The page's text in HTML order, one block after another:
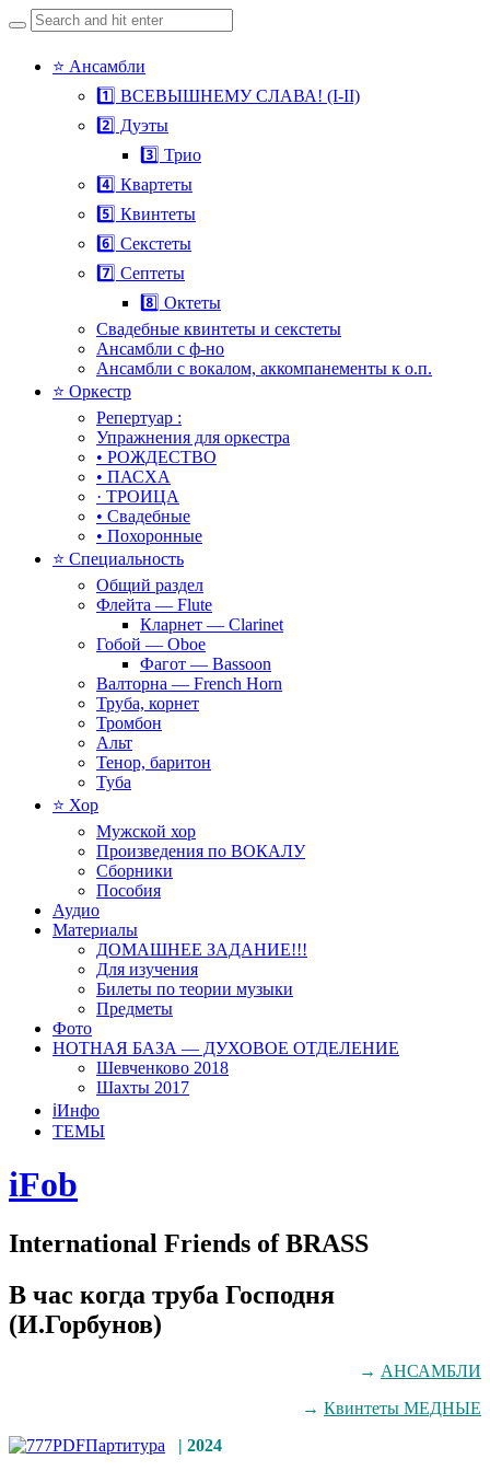
Search
for:
Skip
⭐ Ансамбли
1️⃣ ВСЕВЫШНЕМУ СЛАВА! (I-II)
2️⃣ Дуэты
3️⃣ Трио
4️⃣ Квартеты
5️⃣ Квинтеты
6️⃣ Секстеты
7️⃣ Септеты
8️⃣ Октеты
Свадебные квинтеты и секстеты
Ансамбли с ф-но
Ансамбли с вокалом, аккомпанементы к о.п.
⭐ Оркестр
Репертуар :
Упражнения для оркестра
• РОЖДЕСТВО
• ПАСХА
· ТРОИЦА
• Свадебные
• Похоронные
⭐ Специальность
Общий раздел
Флейта — Flute
Кларнет — Clarinet
Гобой — Oboe
Фагот — Bassoon
Валторна — French Horn
Труба, корнет
Тромбон
Альт
Тенор, баритон
Туба
⭐ Хор
Мужской хор
Произведения по ВОКАЛУ
Сборники
Пособия
Аудио
Материалы
ДОМАШНЕЕ ЗАДАНИЕ!!!
Для изучения
Билеты по теории музыки
Предметы
Фото
НОТНАЯ БАЗА — ДУХОВОЕ ОТДЕЛЕНИЕ
Шевченково 2018
Шахты 2017
ℹ️Инфо
ТЕМЫ
iFob
International Friends of BRASS
В час когда труба Господня
(И.Горбунов)
→ АНСАМБЛИ
→ Квинтеты МЕДНЫЕ
Партитура
| 2024